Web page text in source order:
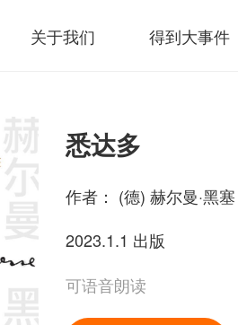
关于我们 得到大事件
悉达多
作者： (德) 赫尔曼·黑塞
2023.1.1 出版
可语音朗读